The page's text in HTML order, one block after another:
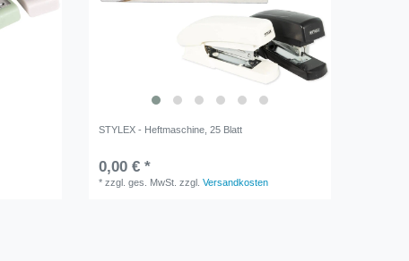
STYLEX - Heftmaschine, 25 Blatt
0,00 € *
*zzgl. ges. MwSt. zzgl.Versandkosten